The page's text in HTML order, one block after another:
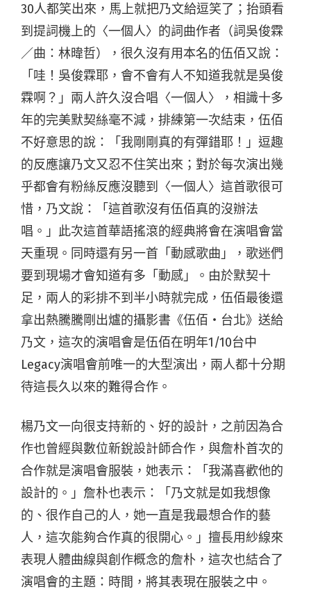
30人都笑出來，馬上就把乃文給逗笑了；抬頭看
到提詞機上的〈一個人〉的詞曲作者（詞吳俊霖
／曲：林暐哲），很久沒有用本名的伍佰又說：
「哇！吳俊霖耶，會不會有人不知道我就是吳俊
霖啊？」兩人許久沒合唱〈一個人〉，相識十多
年的完美默契絲毫不減，排練第一次結束，伍佰
不好意思的說：「我剛剛真的有彈錯耶！」逗趣
的反應讓乃文又忍不住笑出來；對於每次演出幾
乎都會有粉絲反應沒聽到〈一個人〉這首歌很可
惜，乃文說：「這首歌沒有伍佰真的沒辦法
唱。」此次這首華語搖滾的經典將會在演唱會當
天重現。同時還有另一首「動感歌曲」，歌迷們
要到現場才會知道有多「動感」。由於默契十
足，兩人的彩排不到半小時就完成，伍佰最後還
拿出熱騰騰剛出爐的攝影書《伍佰・台北》送給
乃文，這次的演唱會是伍佰在明年1/10台中
Legacy演唱會前唯一的大型演出，兩人都十分期
待這長久以來的難得合作。
楊乃文一向很支持新的、好的設計，之前因為合
作也曾經與數位新銳設計師合作，與詹朴首次的
合作就是演唱會服裝，她表示：「我滿喜歡他的
設計的。」詹朴也表示：「乃文就是如我想像
的、很作自己的人，她一直是我最想合作的藝
人，這次能夠合作真的很開心。」擅長用紗線來
表現人體曲線與創作概念的詹朴，這次也結合了
演唱會的主題：時間，將其表現在服裝之中。